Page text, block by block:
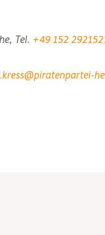
Tel. +49 152